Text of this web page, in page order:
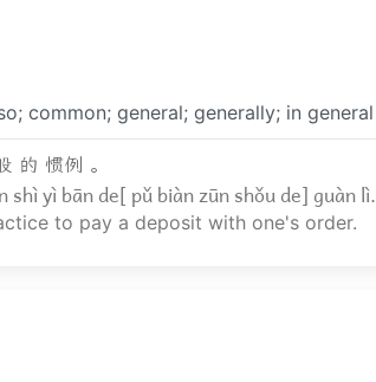
common; general; generally; in general
的 惯例 。
shì yì bān de[ pǔ biàn zūn shǒu de] guàn lì.
to pay a deposit with one's order.